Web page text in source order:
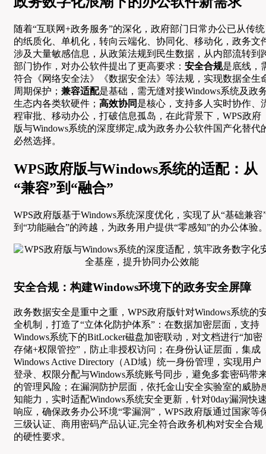
随着“互联网+政务服务”的深化，政府部门日常办公已从传统
的纸质化、单机化，转向云端化、协同化、移动化，政务文
涉及大量敏感信息，从政策法规到民生数据，从内部流转到
部门协作，对办公软件提出了更高要求： 安全合规是底线，
符合《网络安全法》《数据安全法》等法规，实现数据全生
周期保护； 兼容适配是基础，需无缝对接Windows系统及政
生态内各类软硬件； 高效协同 是核心，支持多人实时协作、
程审批、移动办公，打破信息孤岛，在此背景下，WPS政府
版与Windows系统的深度绑定,成为政务办公软件国产化替代
必然选择。
WPS政府版与Windows系统的适配：从
“兼容”到“融合”
WPS政府版基于Windows系统深度优化，实现了从“基础兼容
到“功能融合”的跨越，为政务用户提供“零感知”的办公体验
安全合规：构建Windows环境下的政务安全屏障
政务数据安全是重中之重，WPS政府版针对Windows系统的
全机制，打造了“立体化防护体系”：在数据加密层面，支持
Windows系统下的BitLocker磁盘加密联动，对文档进行“加密
存储+权限管控”，防止非授权访问；在身份认证层面，集成
Windows Active Directory（AD域）统一身份管理，实现用户
登录、权限分配与Windows系统账号同步，避免多套密码带
的管理风险；在漏洞防护层面，依托金山安全实验室的威胁
知能力，实时适配Windows系统安全更新，针对0day漏洞快
响应，确保政务办公环境“零漏洞”，WPS政府版通过国家等
三级认证、商用密码产品认证,完全符合政务机构对安全合规
的硬性要求。